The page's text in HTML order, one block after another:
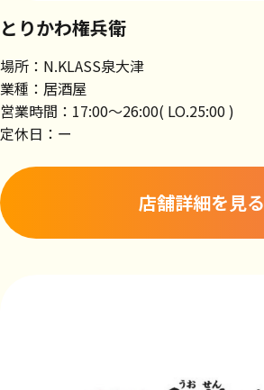
とりかわ権兵衛
場所：N.KLASS泉大津
業種：居酒屋
営業時間：17:00～26:00( LO.25:00 )
定休日：ー
店舗詳細を見る